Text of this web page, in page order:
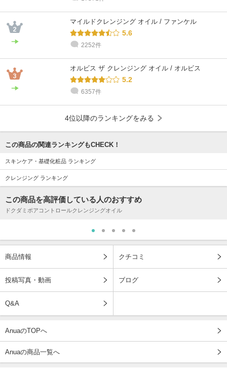
マイルドクレンジング オイル / ファンケル
5.6
2252件
オルビス ザ クレンジング オイル / オルビス
5.2
6357件
4位以降のランキングをみる
この商品の関連ランキングもCHECK！
スキンケア・基礎化粧品 ランキング
クレンジング ランキング
この商品を高評価している人のおすすめ
ドクダミポアコントロールクレンジングオイル
商品情報 クチコミ
投稿写真・動画 ブログ
Q&A
AnuaのTOPへ
Anuaの商品一覧へ